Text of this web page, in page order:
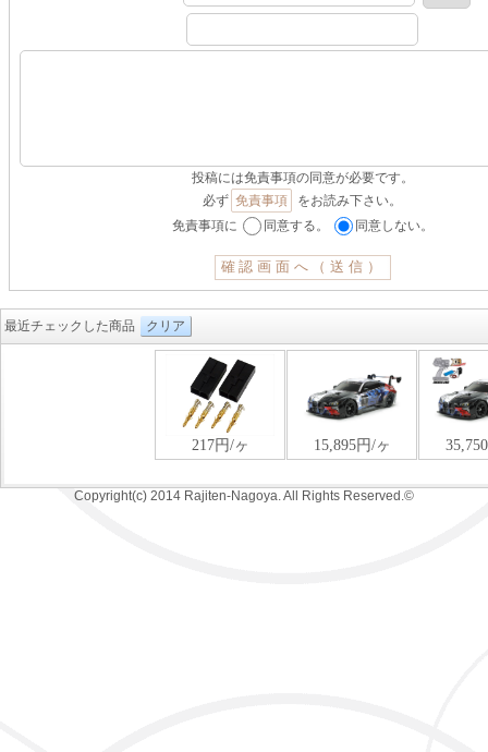
投稿には免責事項の同意が必要です。
必ず 免責事項
をお読み下さい。
免責事項に
同意する。 同意しない。
最近チェックした商品 クリア
Copyright(c) 2014 Rajiten-Nagoya. All Rights Reserved.©